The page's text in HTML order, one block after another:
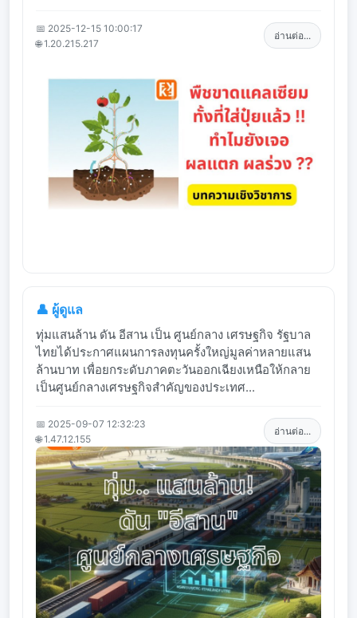
📅 2025-12-15 10:00:17
🌐 1.20.215.217
อ่านต่อ...
👤 ผู้ดูแล
ทุ่มแสนล้าน ดัน อีสาน เป็น ศูนย์กลาง เศรษฐกิจ รัฐบาล
ไทยได้ประกาศแผนการลงทุนครั้งใหญ่มูลค่าหลายแสน
ล้านบาท เพื่อยกระดับภาคตะวันออกเฉียงเหนือให้กลาย
เป็นศูนย์กลางเศรษฐกิจสำคัญของประเทศ...
📅 2025-09-07 12:32:23
🌐 1.47.12.155
อ่านต่อ...